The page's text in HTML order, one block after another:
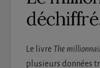
Le livre The
plusieurs données